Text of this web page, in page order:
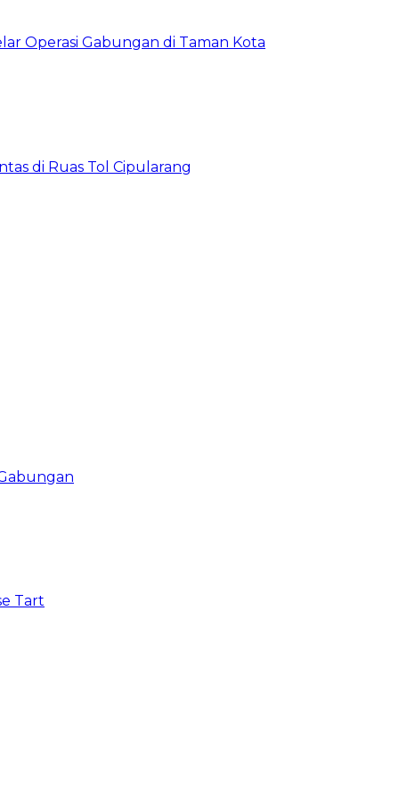
Operasi Gabungan di Taman Kota
di Ruas Tol Cipularang
Tart